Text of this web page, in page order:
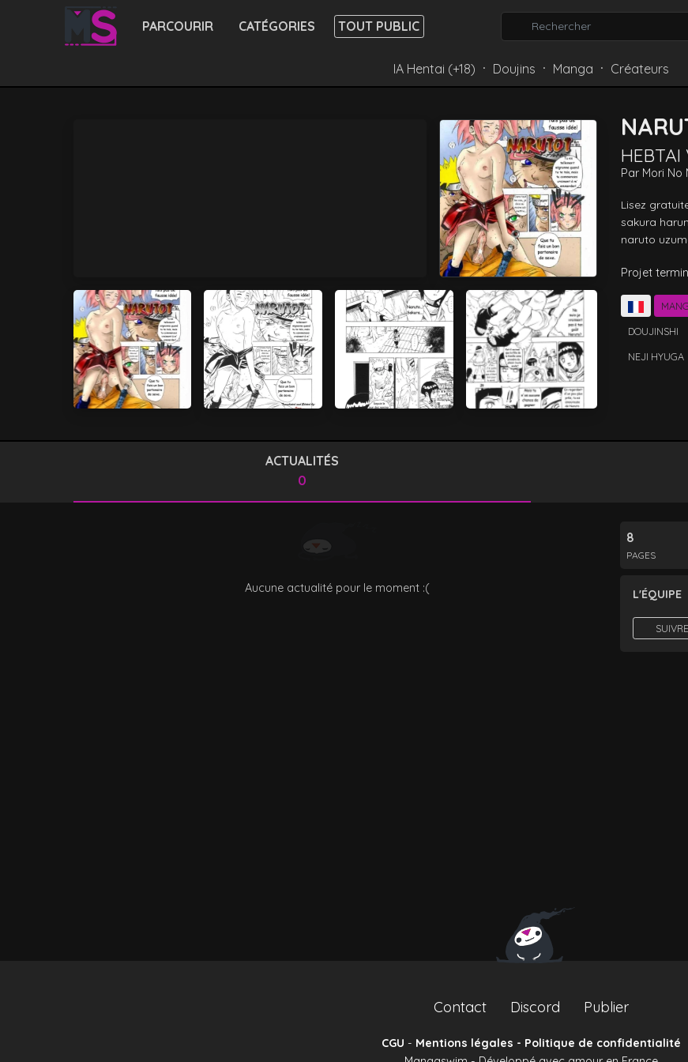
PARCOURIR CATÉGORIES TOUT PUBLIC
IA Hentai (+18) ⸱ Doujins ⸱ Manga ⸱ Créateurs
HEBTAI
Par Mori No
Lisez
sakura
naruto
Projet
DOUJINSHI
NEJI HYUGA
ACTUALITÉS
0
Aucune actualité pour le moment :(
8
PAGES
L'ÉQUIPE
Contact Discord Publier
CGU - Mentions légales - Politique de confidentialité